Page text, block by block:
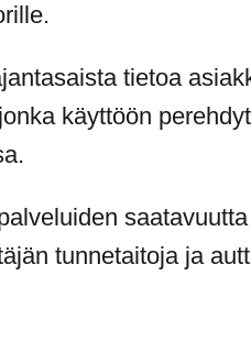
tietoa
käyttöön
tunnetaitoja ja